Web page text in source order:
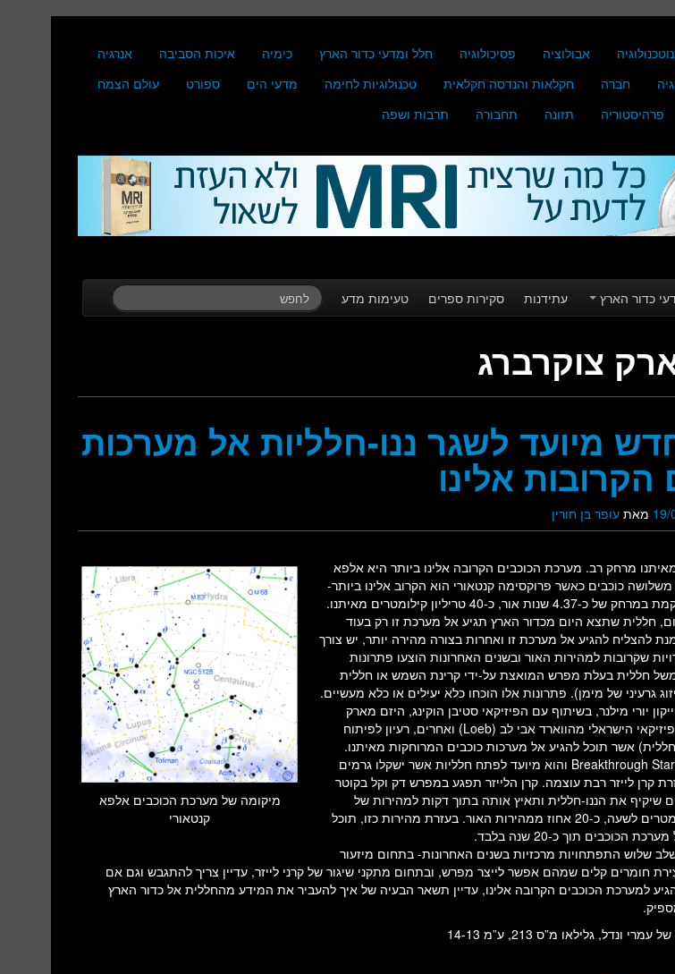
אבולוציה פסיכולוגיה חלל ומדעי כדור הארץ כימיה איכות הסביבה
אנרגיה
חברה חקלאות והנדסה חקלאית טכנולוגיות לחימה מדעי הים ספורט
עולם הצמח
פרהיסטוריה תזונה תחבורה תרבות ושפה
כדור הארץ עתידנות סקירות ספרים טעימות מדע
צוקרברג
מיועד לשגר ננו-חלליות אל מערכות
הקרובות אלינו
19/ מאת עופר בן חורין
מיקומה של מערכת הכוכבים אלפא
קנטאורי
מרחק רב. מערכת הכוכבים הקרובה אלינו ביותר היא אלפא
כוכבים כאשר פרוקסימה קנטאורי הוא הקרוב אלינו ביותר-
ע.ב.ח.) והיא ממוקמת במרחק של כ-4.37 שנות אור, כ-40 טריליון קילומטרים מאיתנו.
חללית שתצא היום מכדור הארץ תגיע אל מערכת זו רק בעוד
על מנת להצליח להגיע אל מערכת זו ואחרות בצורה מהירה יותר, יש צורך
שקרובות למהירות האור ובשנים האחרונות הוצעו פתרונות
חללית בעלת מפרש המואצת על-ידי קרינת השמש או חללית
גרעיני של מימן). פתרונות אלו הוכחו כלא יעילים או כלא מעשיים.
יורי מילנר, בשיתוף עם הפיזיקאי סטיבן הוקינג, היזם מארק
צוקרברג, האסטרופיזיקאי הישראלי מהווארד אבי לב (Loeb) ואחרים, רעיון לפיתוח
חללית) אשר תוכל להגיע אל מערכות כוכבים המרוחקות מאיתנו.
המיזם נקרא Breakthrough Starshot והוא מיועד לפתח חלליות אשר ישקלו גרמים
קרן לייזר רבת עוצמה. קרן הלייזר תפגע במפרש דק וקל בקוטר
שיקיף את הננו-חללית ותאיץ אותה בתוך דקות למהירות של
כ-200 מיליון קילומטרים לשעה, כ-20 אחוז ממהירות האור. בעזרת מהירות כזו, תוכל
הכוכבים תוך כ-20 שנה בלבד.
שלוש התפתחויות מרכזיות בשנים האחרונות- בתחום מיזעור
חומרים קלים שמהם אפשר לייצר מפרש, ובתחום מתקני שיגור של קרני לייזר, עדיין צריך להתגבש וגם אם
למערכת הכוכבים הקרובה אלינו, עדיין תשאר הבעיה של איך להעביר את המידע מהחללית אל כדור הארץ
ונדל, גלילאו מ”ס 213, ע”מ 14-13